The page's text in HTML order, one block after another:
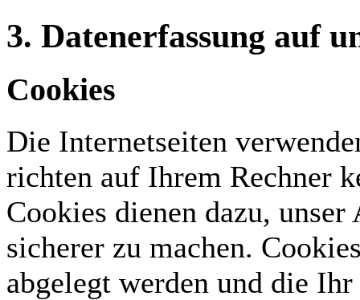
3. Datenerfassung auf
Cookies
Die Internetseiten
richten auf Ihrem Rechner
Cookies dienen dazu,
sicherer zu machen.
abgelegt werden und die